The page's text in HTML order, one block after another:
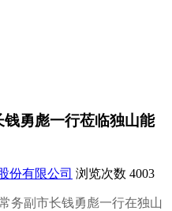
勇彪一行莅临独山能
份有限公司 浏览次数 4003
务副市长钱勇彪一行在独山